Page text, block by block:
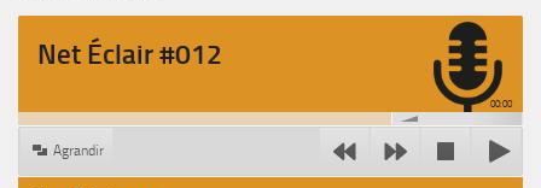
Net Éclair #012
00:00
Agrandir